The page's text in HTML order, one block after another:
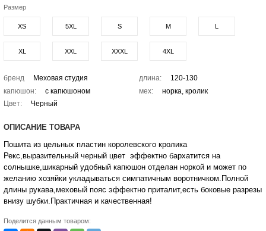
Размер
XS 5XL S M L
XL XXL XXXL 4XL
бренд Меховая студия длина:
120-130
капюшон:
с капюшоном мех:
норка, кролик
Цвет:
Черный
ОПИСАНИЕ ТОВАРА
Пошита из цельных пластин королевского кролика
Рекс,выразительный черный цвет эффектно бархатится на
солнышке,шикарный удобный капюшон отделан норкой и может по
желанию хозяйки укладываться симпатичным воротничком.Полной
длины рукава,меховый пояс эффектно приталит,есть боковые разрезы
внизу шубки.Практичная и качественная!
Поделится данным товаром: